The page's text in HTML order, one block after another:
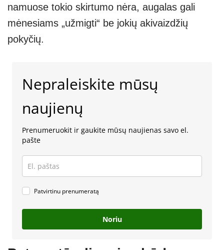
namuose tokio skirtumo nėra, augalas gali
mėnesiams „užmigti“ be jokių akivaizdžių
pokyčių.
Nepraleiskite mūsų
naujienų
Prenumeruokit ir gaukite mūsų naujienas savo el.
pašte
Patvirtinu prenumeratą
Noriu